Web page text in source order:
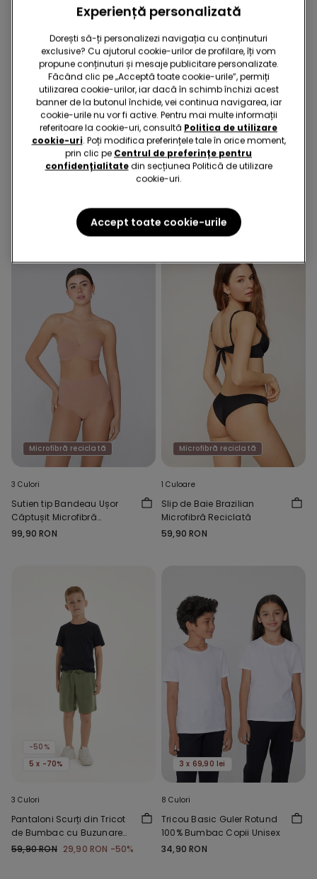
Microfibră reciclată
6 Culori
Unisex
34,90 RON
Microfibră reciclată
3 Culori
Sutien tip Bandeau Ușor
Căptușit Microfibră
Reciclată Full Coverage
99,90 RON
Microfibră reciclată
1 Culoare
Slip de Baie Brazilian
Microfibră Reciclată
59,90 RON
-50%
5 x -70%
3 Culori
Pantaloni Scurți din Tricot
de Bumbac cu Buzunare
Băieți
59,90 RON 29,90 RON -50%
3 x 69,90 lei
8 Culori
Tricou Basic Guler Rotund
100% Bumbac Copii Unisex
34,90 RON
Experiență personalizată
Dorești să-ți personalizezi navigația cu conținuturi
exclusive? Cu ajutorul cookie-urilor de profilare, îți vom
propune conținuturi și mesaje publicitare personalizate.
Făcând clic pe „Acceptă toate cookie-urile”, permiți
utilizarea cookie-urilor, iar dacă în schimb închizi acest
banner de la butonul închide, vei continua navigarea, iar
cookie-urile nu vor fi active. Pentru mai multe informații
referitoare la cookie-uri, consultă Politica de utilizare
cookie-uri. Poți modifica preferințele tale în orice moment,
prin clic pe Centrul de preferințe pentru
confidențialitatedin secțiunea Politică de utilizare
cookie-uri.
Accept toate cookie-urile